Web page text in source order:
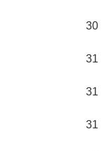
30
31
31
31